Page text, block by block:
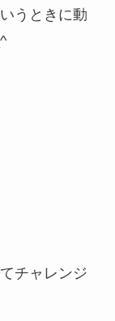
うときに動
チャレンジ